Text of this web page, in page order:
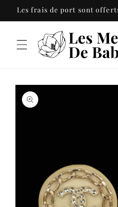
passer
au
Les frais de port sont
Passer aux
informations
produits